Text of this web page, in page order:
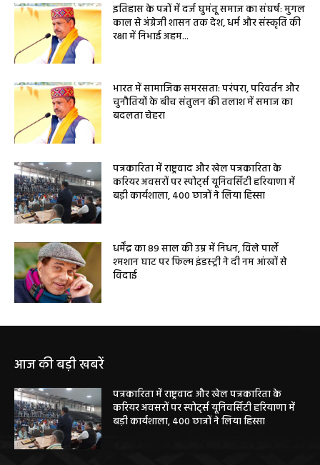
इतिहास के पन्नों में दर्ज घुमंतू समाज का संघर्ष: मुगल
काल से अंग्रेजी शासन तक देश, धर्म और संस्कृति की
रक्षा में निभाई अहम...
भारत में सामाजिक समरसता: परंपरा, परिवर्तन और
चुनौतियों के बीच संतुलन की तलाश में समाज का
बदलता चेहरा
पत्रकारिता में राष्ट्रवाद और खेल पत्रकारिता के
करियर अवसरों पर स्पोर्ट्स यूनिवर्सिटी हरियाणा में
बड़ी कार्यशाला, 400 छात्रों ने लिया हिस्सा
धर्मेंद्र का 89 साल की उम्र में निधन, विले पार्ले
श्मशान घाट पर फिल्म इंडस्ट्री ने दी नम आंखों से
विदाई
आज की बड़ी खबरें
पत्रकारिता में राष्ट्रवाद और खेल पत्रकारिता के
करियर अवसरों पर स्पोर्ट्स यूनिवर्सिटी हरियाणा में
बड़ी कार्यशाला, 400 छात्रों ने लिया हिस्सा